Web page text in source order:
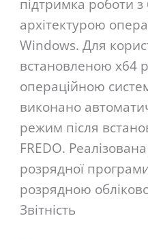
підтримка роботи з
архітектурою
Windows. Для
встановленою х64
операційною
виконано
режим після
FREDO.
розрядної
розрядною
Звітність